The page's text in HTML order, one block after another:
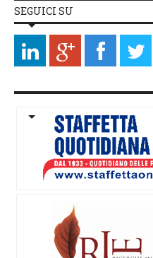
SEGUICI SU